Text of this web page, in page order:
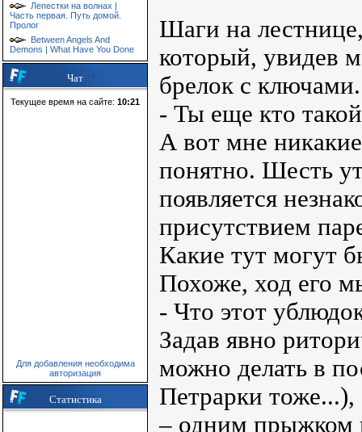
Лепестки на волнах |
Часть первая. Путь домой.
Пролог
Between Angels And
Demons | What Have You Done
Чат
Текущее время на сайте: 10:21
Для добавления необходима
авторизация
Статистика
Шаги на
который, увидев
брелок с ключами.
- Ты еще кто
А вот мне
понятно. Шесть
появляется
присутствием
Какие тут могут
Похоже, ход его
- Что этот
Задав явно
можно делать в
Петрарки тоже...),
– одним прыжком